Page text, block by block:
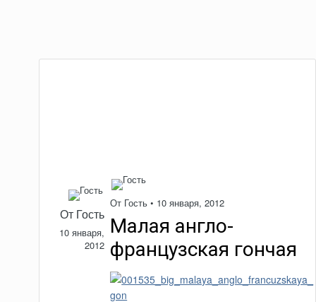
От Гость
10 января,
2012
От Гость • 10 января, 2012
Малая англо-
французская гончая